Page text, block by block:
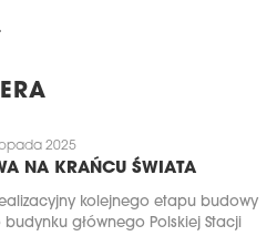
2025
NA KRAŃCU ŚWIATA
kolejnego etapu budowy
głównego Polskiej Stacji